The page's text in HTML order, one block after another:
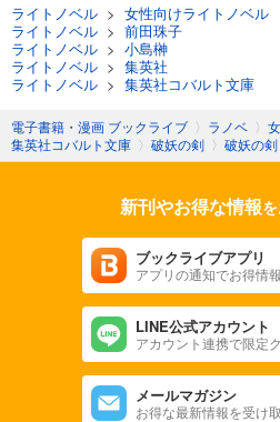
ライトノベル > 女性向けライトノベル
ライトノベル > 前田珠子
ライトノベル > 小島榊
ライトノベル > 集英社
ライトノベル > 集英社コバルト文庫
電子書籍・漫画 ブックライブ 〉 ラノベ 〉
集英社コバルト文庫 〉 破妖の剣 〉 破妖の
新刊やお得な情報
ブックライブアプリ
アプリの通知でお得情
LINE公式アカウント
アカウント連携で限定
メールマガジン
お得な最新情報を受け